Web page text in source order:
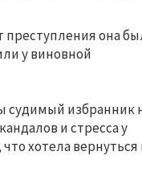
преступления она
у виновной
судимый избранник
и стресса у
хотела вернуться